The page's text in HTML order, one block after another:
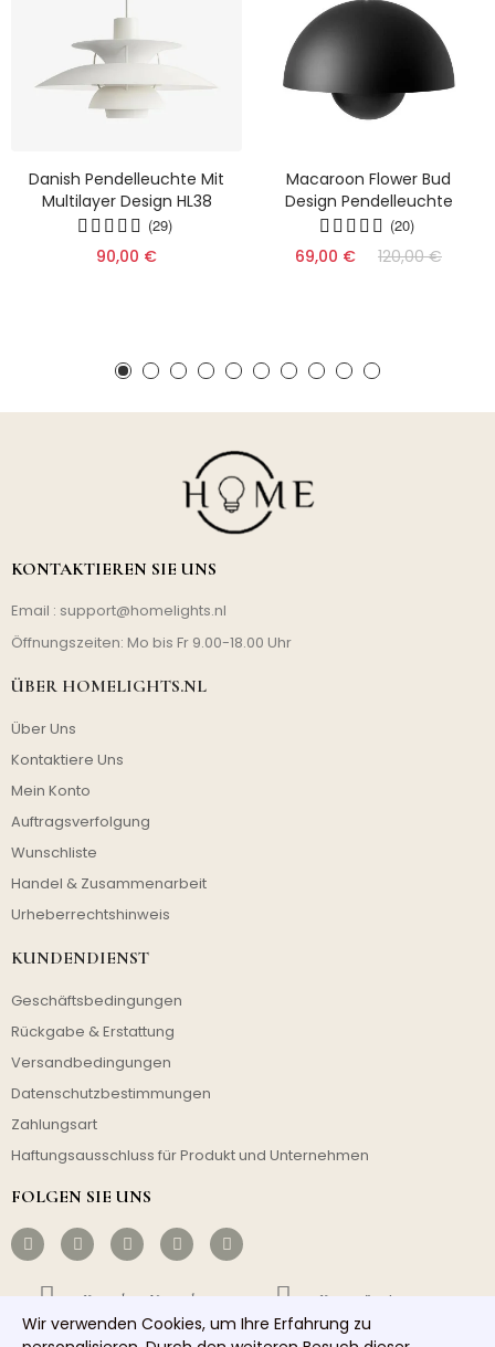
Danish Pendelleuchte Mit
Multilayer Design HL38
(29)
90,00 €
Macaroon Flower Bud
Design Pendelleuchte
(20)
69,00 € 120,00 €
KONTAKTIEREN SIE UNS
Email : support@homelights.nl
Öffnungszeiten: Mo bis Fr 9.00-18.00 Uhr
ÜBER HOMELIGHTS.NL
Über Uns
Kontaktiere Uns
Mein Konto
Auftragsverfolgung
Wunschliste
Handel & Zusammenarbeit
Urheberrechtshinweis
KUNDENDIENST
Geschäftsbedingungen
Rückgabe & Erstattung
Versandbedingungen
Datenschutzbestimmungen
Zahlungsart
Haftungsausschluss für Produkt und Unternehmen
FOLGEN SIE UNS
Kostenloser Versand Kostengünstig
Wir verwenden Cookies, um Ihre Erfahrung zu